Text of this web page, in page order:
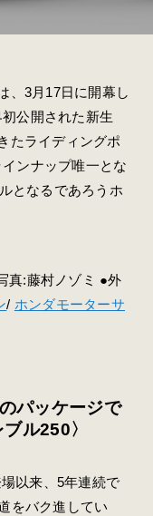
、3月17日に開幕し
公開された新生
たライディングポ
ンナップ唯一とな
となるであろうホ
真:藤村ノゾミ ●外
/ ホンダモーターサ
パッケージで
ル250〉
以来、5年連続で
をバク進してい